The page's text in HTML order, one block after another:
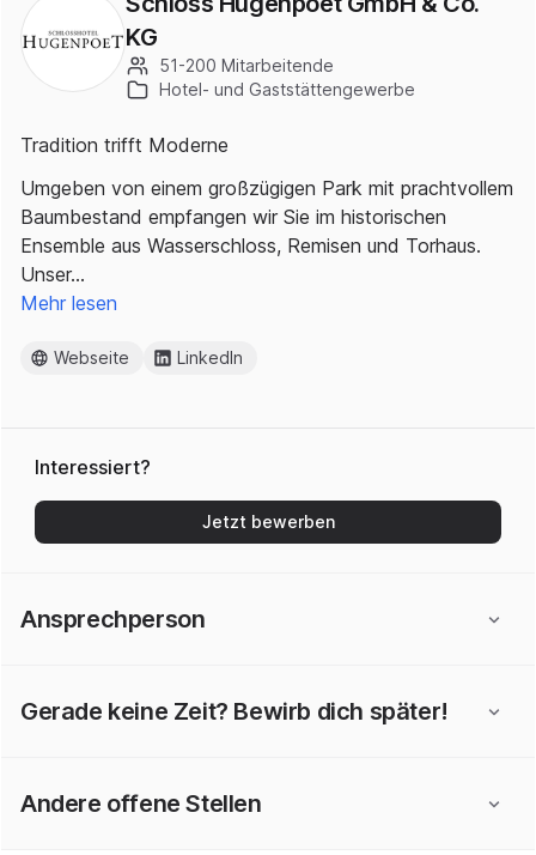
KG
51-200 Mitarbeitende
Hotel- und Gaststättengewerbe
Tradition trifft Moderne
Umgeben von einem großzügigen Park mit prachtvollem
Baumbestand empfangen wir Sie im historischen
Ensemble aus Wasserschloss, Remisen und Torhaus.
Unser…
Mehr lesen
Webseite LinkedIn
Interessiert?
Jetzt bewerben
Ansprechperson
Gerade keine Zeit? Bewirb dich später!
Andere offene Stellen